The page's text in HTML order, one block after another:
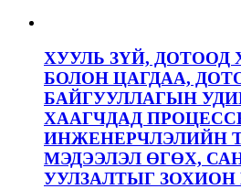
ХУУЛЬ ЗҮЙ, ДОТООД
БОЛОН ЦАГДАА,
БАЙГУУЛЛАГЫН
ХААГЧДАД
ИНЖЕНЕРЧЛЭЛИЙН
МЭДЭЭЛЭЛ ӨГӨХ,
УУЛЗАЛТЫГ ЗОХИОН